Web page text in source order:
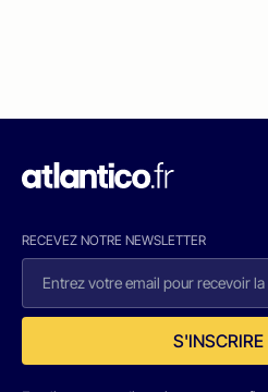
RECEVEZ NOTRE NEWSLETTER
S'INSCRIRE